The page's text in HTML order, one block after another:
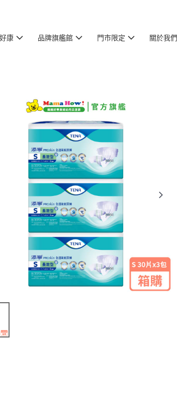
康 品牌旗艦館 門市限定 關於我們